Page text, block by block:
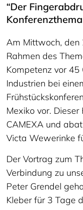
“Der
Am Mittwoch, den
Rahmen des
Kompetenz vor 45
Industrien bei
Mexiko vor.
CAMEXA und
Victa Wewerinke
Der Vortrag zum
Verbindung zu
Peter Grendel
Kleber für 3 Tage